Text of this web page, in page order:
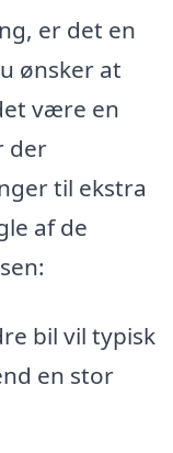
er det en
ønsker at
være en
der
til ekstra
af de
bil vil typisk
en stor